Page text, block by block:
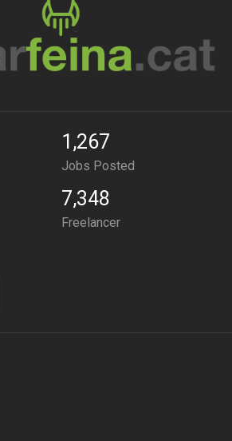
1,267
Jobs Posted
7,348
Freelancer